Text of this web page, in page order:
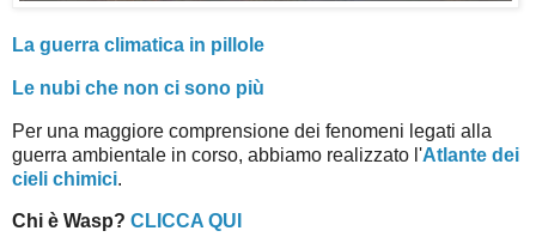
La guerra climatica in pillole
Le nubi che non ci sono più
Per una maggiore comprensione dei fenomeni legati alla
guerra ambientale in corso, abbiamo realizzato l'Atlante dei
cieli chimici.
Chi è Wasp? CLICCA QUI